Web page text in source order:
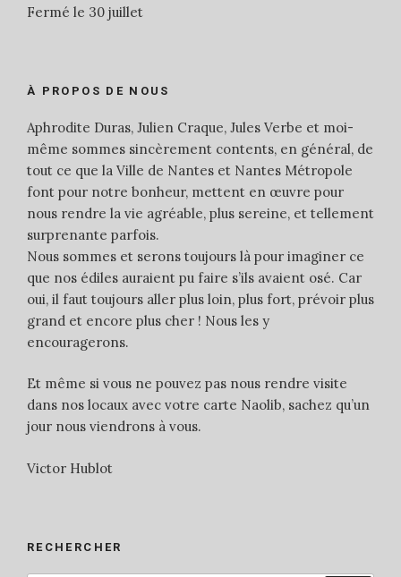
Fermé le 30 juillet
À PROPOS DE NOUS
Aphrodite Duras, Julien Craque, Jules Verbe et moi-
même sommes sincèrement contents, en général, de
tout ce que la Ville de Nantes et Nantes Métropole
font pour notre bonheur, mettent en œuvre pour
nous rendre la vie agréable, plus sereine, et tellement
surprenante parfois.
Nous sommes et serons toujours là pour imaginer ce
que nos édiles auraient pu faire s’ils avaient osé. Car
oui, il faut toujours aller plus loin, plus fort, prévoir plus
grand et encore plus cher ! Nous les y
encouragerons.
Et même si vous ne pouvez pas nous rendre visite
dans nos locaux avec votre carte Naolib, sachez qu’un
jour nous viendrons à vous.
Victor Hublot
RECHERCHER